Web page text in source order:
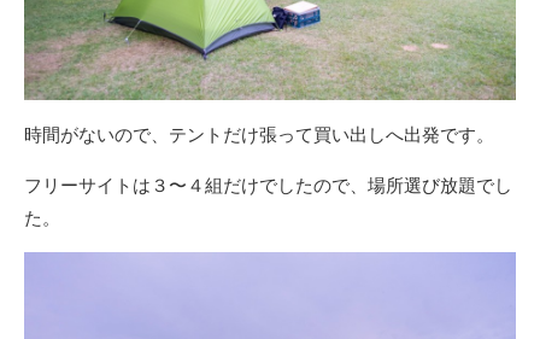
時間がないので、テントだけ張って買い出しへ出発です。
フリーサイトは３〜４組だけでしたので、場所選び放題でし
た。